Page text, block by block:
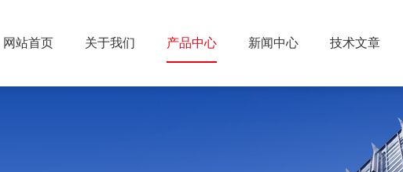
网站首页 关于我们 产品中心 新闻中心 技术文章